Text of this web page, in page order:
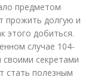
предметом
прожить долгую и
этого добиться.
случае 104-
своими секретами
стать полезным